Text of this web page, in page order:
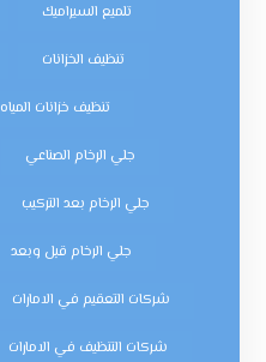
تلميع السيراميك
تنظيف الخزانات
تنظيف خزانات المياه
جلي الرخام الصناعي
جلي الرخام بعد التركيب
جلي الرخام قبل وبعد
شركات التعقيم في الامارات
شركات التنظيف في الامارات